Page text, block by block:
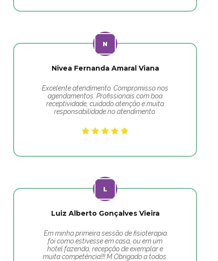
Nivea Fernanda Amaral Viana
Excelente atendimento. Compromisso nos
agendamentos. Profissionais com boa
receptividade, cuidado atenção e muita
responsabilidade no atendimento.
Luiz Alberto Gonçalves Vieira
Em minha primeira sessão de fisioterapia
foi como estivesse em casa, ou em um
hotel fazenda, recepção de exemplar e
muita competência!!! M Obrigado a todos.